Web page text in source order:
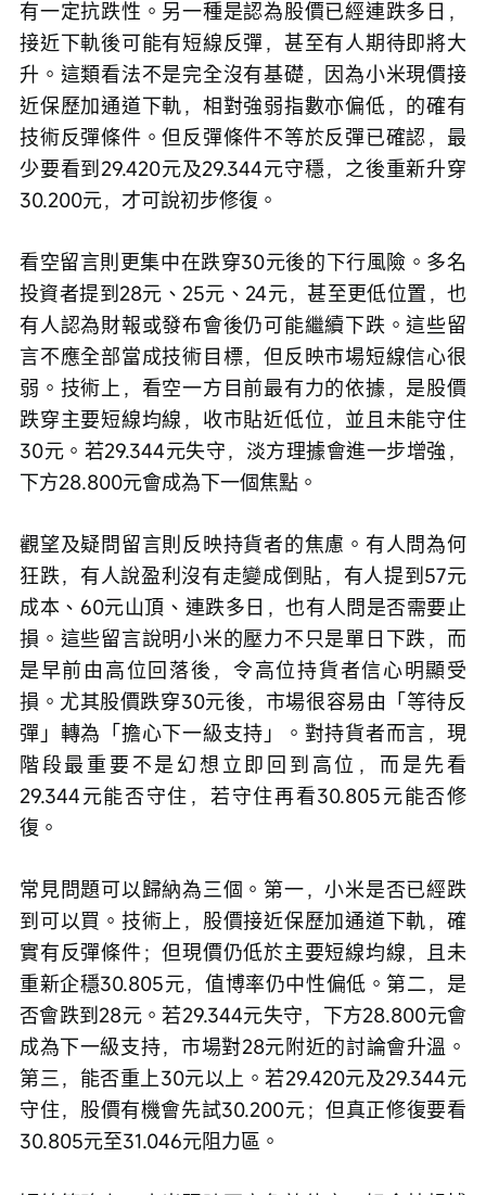
有一定抗跌性。另一種是認為股價已經連跌多日，
接近下軌後可能有短線反彈，甚至有人期待即將大
升。這類看法不是完全沒有基礎，因為小米現價接
近保歷加通道下軌，相對強弱指數亦偏低，的確有
技術反彈條件。但反彈條件不等於反彈已確認，最
少要看到29.420元及29.344元守穩，之後重新升穿
30.200元，才可說初步修復。
看空留言則更集中在跌穿30元後的下行風險。多名
投資者提到28元、25元、24元，甚至更低位置，也
有人認為財報或發布會後仍可能繼續下跌。這些留
言不應全部當成技術目標，但反映市場短線信心很
弱。技術上，看空一方目前最有力的依據，是股價
跌穿主要短線均線，收市貼近低位，並且未能守住
30元。若29.344元失守，淡方理據會進一步增強，
下方28.800元會成為下一個焦點。
觀望及疑問留言則反映持貨者的焦慮。有人問為何
狂跌，有人說盈利沒有走變成倒貼，有人提到57元
成本、60元山頂、連跌多日，也有人問是否需要止
損。這些留言說明小米的壓力不只是單日下跌，而
是早前由高位回落後，令高位持貨者信心明顯受
損。尤其股價跌穿30元後，市場很容易由「等待反
彈」轉為「擔心下一級支持」。對持貨者而言，現
階段最重要不是幻想立即回到高位，而是先看
29.344元能否守住，若守住再看30.805元能否修
復。
常見問題可以歸納為三個。第一，小米是否已經跌
到可以買。技術上，股價接近保歷加通道下軌，確
實有反彈條件；但現價仍低於主要短線均線，且未
重新企穩30.805元，值博率仍中性偏低。第二，是
否會跌到28元。若29.344元失守，下方28.800元會
成為下一級支持，市場對28元附近的討論會升溫。
第三，能否重上30元以上。若29.420元及29.344元
守住，股價有機會先試30.200元；但真正修復要看
30.805元至31.046元阻力區。